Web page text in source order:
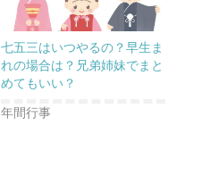
七五三はいつやるの？早生ま
れの場合は？兄弟姉妹でまと
めてもいい？
年間行事